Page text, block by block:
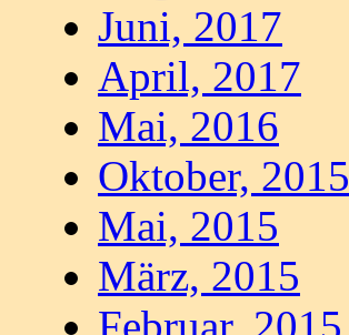
Juni, 2017
April, 2017
Mai, 2016
Oktober, 2015
Mai, 2015
März, 2015